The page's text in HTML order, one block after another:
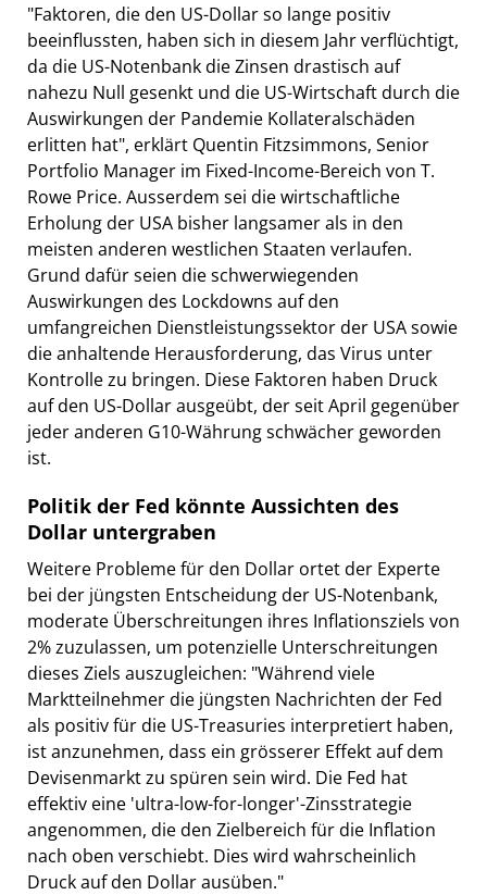
"Faktoren, die den US-Dollar so lange positiv
beeinflussten, haben sich in diesem Jahr verflüchtigt,
da die US-Notenbank die Zinsen drastisch auf
nahezu Null gesenkt und die US-Wirtschaft durch die
Auswirkungen der Pandemie Kollateralschäden
erlitten hat", erklärt Quentin Fitzsimmons, Senior
Portfolio Manager im Fixed-Income-Bereich von T.
Rowe Price. Ausserdem sei die wirtschaftliche
Erholung der USA bisher langsamer als in den
meisten anderen westlichen Staaten verlaufen.
Grund dafür seien die schwerwiegenden
Auswirkungen des Lockdowns auf den
umfangreichen Dienstleistungssektor der USA sowie
die anhaltende Herausforderung, das Virus unter
Kontrolle zu bringen. Diese Faktoren haben Druck
auf den US-Dollar ausgeübt, der seit April gegenüber
jeder anderen G10-Währung schwächer geworden
ist.
Politik der Fed könnte Aussichten des
Dollar untergraben
Weitere Probleme für den Dollar ortet der Experte
bei der jüngsten Entscheidung der US-Notenbank,
moderate Überschreitungen ihres Inflationsziels von
2% zuzulassen, um potenzielle Unterschreitungen
dieses Ziels auszugleichen: "Während viele
Marktteilnehmer die jüngsten Nachrichten der Fed
als positiv für die US-Treasuries interpretiert haben,
ist anzunehmen, dass ein grösserer Effekt auf dem
Devisenmarkt zu spüren sein wird. Die Fed hat
effektiv eine 'ultra-low-for-longer'-Zinsstrategie
angenommen, die den Zielbereich für die Inflation
nach oben verschiebt. Dies wird wahrscheinlich
Druck auf den Dollar ausüben."